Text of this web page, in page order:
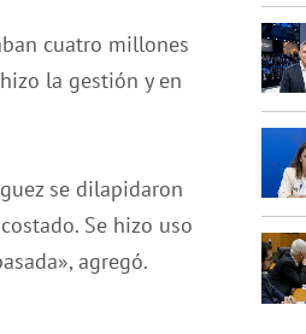
cuatro millones
la gestión y en
se dilapidaron
Se hizo uso
agregó.